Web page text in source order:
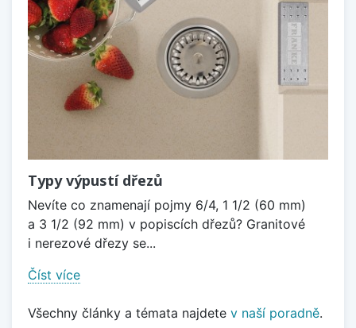
Typy výpustí dřezů
Nevíte co znamenají pojmy 6/4, 1 1/2 (60 mm)
a 3 1/2 (92 mm) v popiscích dřezů? Granitové
i nerezové dřezy se...
Číst více
Všechny články a témata najdete v naší poradně.